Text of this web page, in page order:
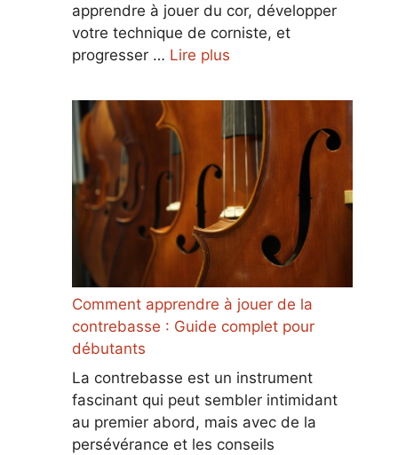
apprendre à jouer du cor, développer
votre technique de corniste, et
progresser … Lire plus
Comment apprendre à jouer de la
contrebasse : Guide complet pour
débutants
La contrebasse est un instrument
fascinant qui peut sembler intimidant
au premier abord, mais avec de la
persévérance et les conseils